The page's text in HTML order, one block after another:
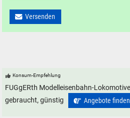
Versenden
Konsum-Empfehlung
FUGgERth Modelleisenbahn-
gebraucht, günstig
Angebote finden